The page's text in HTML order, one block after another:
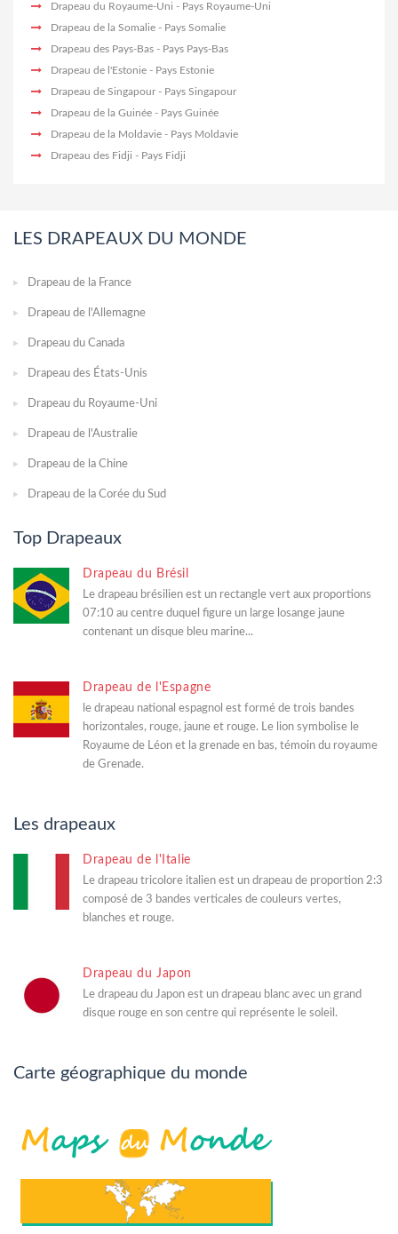
Drapeau du Royaume-Uni - Pays Royaume-Uni
Drapeau de la Somalie - Pays Somalie
Drapeau des Pays-Bas - Pays Pays-Bas
Drapeau de l'Estonie - Pays Estonie
Drapeau de Singapour - Pays Singapour
Drapeau de la Guinée - Pays Guinée
Drapeau de la Moldavie - Pays Moldavie
Drapeau des Fidji - Pays Fidji
LES DRAPEAUX DU MONDE
Drapeau de la France
Drapeau de l'Allemagne
Drapeau du Canada
Drapeau des États-Unis
Drapeau du Royaume-Uni
Drapeau de l'Australie
Drapeau de la Chine
Drapeau de la Corée du Sud
Top Drapeaux
Drapeau du Brésil
Le drapeau brésilien est un rectangle vert aux proportions
07:10 au centre duquel figure un large losange jaune
contenant un disque bleu marine...
Drapeau de l'Espagne
le drapeau national espagnol est formé de trois bandes
horizontales, rouge, jaune et rouge. Le lion symbolise le
Royaume de Léon et la grenade en bas, témoin du royaume
de Grenade.
Les drapeaux
Drapeau de l'Italie
Le drapeau tricolore italien est un drapeau de proportion 2:3
composé de 3 bandes verticales de couleurs vertes,
blanches et rouge.
Drapeau du Japon
Le drapeau du Japon est un drapeau blanc avec un grand
disque rouge en son centre qui représente le soleil.
Carte géographique du monde